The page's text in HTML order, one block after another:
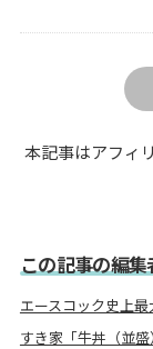
本記事はアフィ
この記事の編
エースコック史上
すき家「牛丼（並